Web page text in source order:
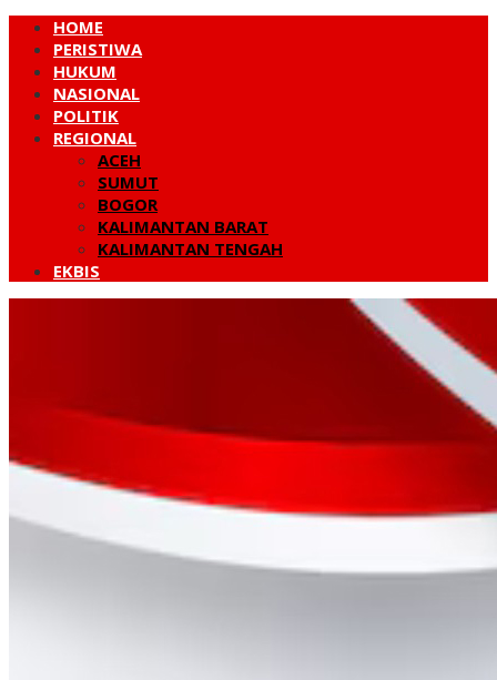
HOME
PERISTIWA
HUKUM
NASIONAL
POLITIK
REGIONAL
ACEH
SUMUT
BOGOR
KALIMANTAN BARAT
KALIMANTAN TENGAH
EKBIS